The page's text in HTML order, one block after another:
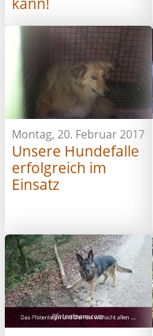
Montag, 20. Februar 2017
Unsere Hundefalle
erfolgreich im
Einsatz